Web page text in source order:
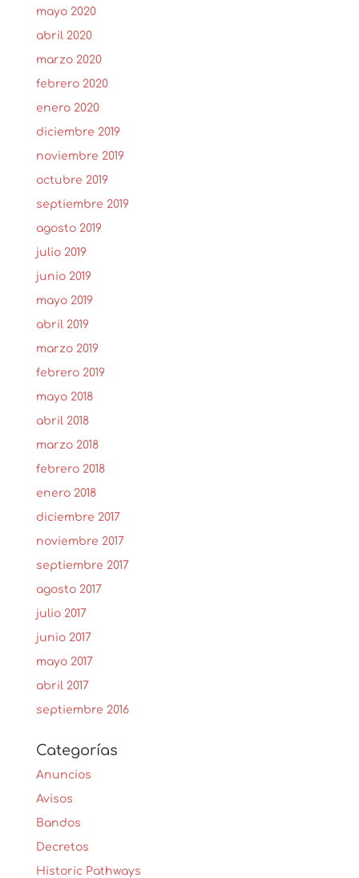
mayo 2020
abril 2020
marzo 2020
febrero 2020
enero 2020
diciembre 2019
noviembre 2019
octubre 2019
septiembre 2019
agosto 2019
julio 2019
junio 2019
mayo 2019
abril 2019
marzo 2019
febrero 2019
mayo 2018
abril 2018
marzo 2018
febrero 2018
enero 2018
diciembre 2017
noviembre 2017
septiembre 2017
agosto 2017
julio 2017
junio 2017
mayo 2017
abril 2017
septiembre 2016
Categorías
Anuncios
Avisos
Bandos
Decretos
Historic Pathways